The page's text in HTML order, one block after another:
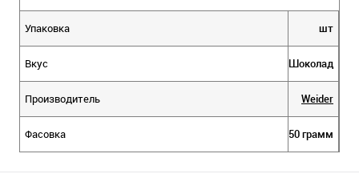
Упаковка шт
Вкус Шоколад
Производитель Weider
Фасовка 50 грамм